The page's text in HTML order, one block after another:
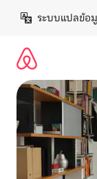
เนื้อหา
ระบบแปลข้อ